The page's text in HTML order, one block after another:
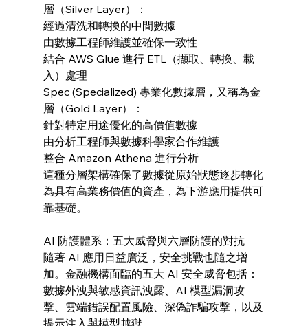
層（Silver Layer）：
經過清洗和轉換的中間數據
由數據工程師維護並確保一致性
結合 AWS Glue 進行 ETL（擷取、轉換、載
入）處理
Spec (Specialized) 專業化數據層，又稱為金
層（Gold Layer）：
針對特定用途優化的高價值數據
由分析工程師與數據科學家合作維護
整合 Amazon Athena 進行分析
這種分層架構確保了數據從原始狀態逐步轉化
為具有高業務價值的資產，為下游應用提供可
靠基礎。
AI 防護體系：五大威脅與六層防護的對抗
隨著 AI 應用日益廣泛，安全挑戰也隨之增
加。金融機構面臨的五大 AI 安全威脅包括：
數據外洩與敏感資訊洩露、AI 模型漏洞攻
擊、雲端錯誤配置風險、深偽詐騙攻擊，以及
提示注入與模型越獄。